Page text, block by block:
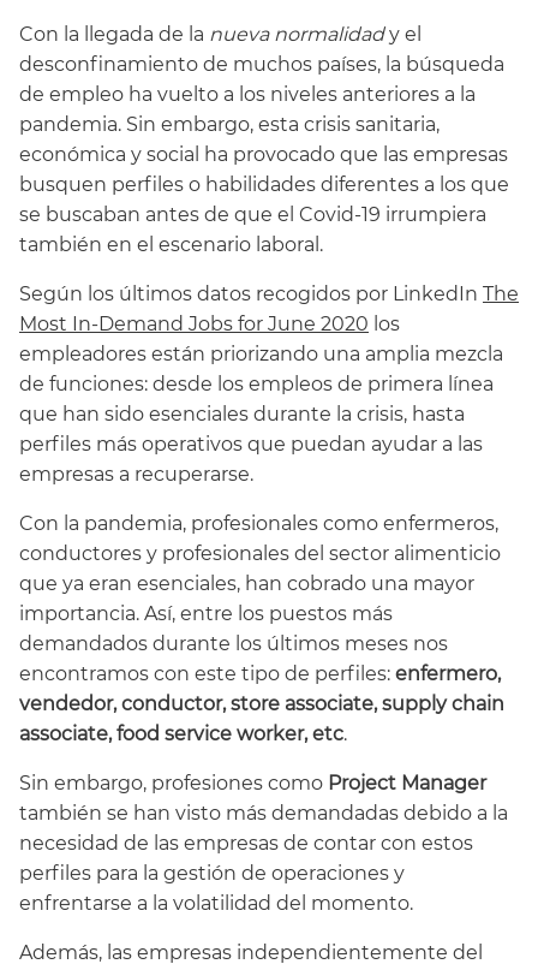
Con la llegada de la nueva normalidady el
desconfinamiento de muchos países, la búsqueda
de empleo ha vuelto a los niveles anteriores a la
pandemia. Sin embargo, esta crisis sanitaria,
económica y social ha provocado que las empresas
busquen perfiles o habilidades diferentes a los que
se buscaban antes de que el Covid-19 irrumpiera
también en el escenario laboral.
Según los últimos datos recogidos por LinkedIn The
Most In-Demand Jobs for June 2020 los
empleadores están priorizando una amplia mezcla
de funciones: desde los empleos de primera línea
que han sido esenciales durante la crisis, hasta
perfiles más operativos que puedan ayudar a las
empresas a recuperarse.
Con la pandemia, profesionales como enfermeros,
conductores y profesionales del sector alimenticio
que ya eran esenciales, han cobrado una mayor
importancia. Así, entre los puestos más
demandados durante los últimos meses nos
encontramos con este tipo de perfiles: enfermero,
vendedor, conductor, store associate, supply chain
associate, food service worker, etc.
Sin embargo, profesiones como Project Manager
también se han visto más demandadas debido a la
necesidad de las empresas de contar con estos
perfiles para la gestión de operaciones y
enfrentarse a la volatilidad del momento.
Además, las empresas independientemente del